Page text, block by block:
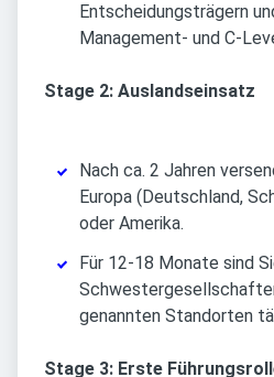
Entscheidungsträgern
Management- und C-
Stage 2: Auslandseinsatz
Nach ca. 2 Jahren
Europa (Deutschland,
oder Amerika.
Für 12-18 Monate sind
genannten Standorten
Stage 3: Erste